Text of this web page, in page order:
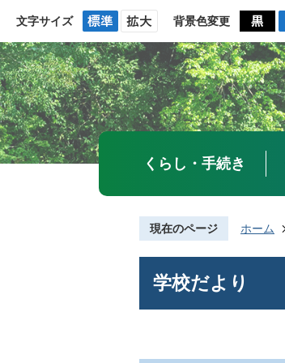
文字サイズ 背景色変更
くらし・手続き
現在のページ ホーム
学校だより